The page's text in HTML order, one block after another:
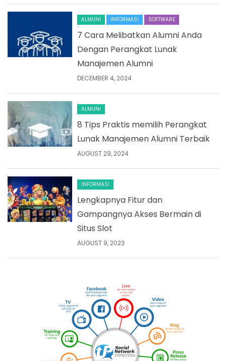
ALMUNI INFORMASI SOFTWARE
7 Cara Melibatkan Alumni Anda
Dengan Perangkat Lunak
Manajemen Alumni
DECEMBER 4, 2024
ALMUNI
8 Tips Praktis memilih Perangkat
Lunak Manajemen Alumni Terbaik
AUGUST 29, 2024
INFORMASI
Lengkapnya Fitur dan
Gampangnya Akses Bermain di
Situs Slot
AUGUST 9, 2023